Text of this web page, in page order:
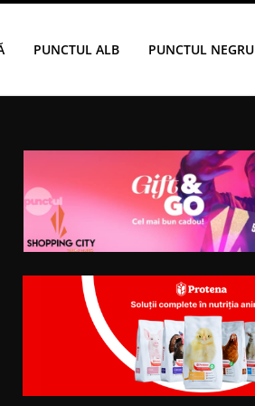
PUNCTUL ALB PUNCTUL NEGRU